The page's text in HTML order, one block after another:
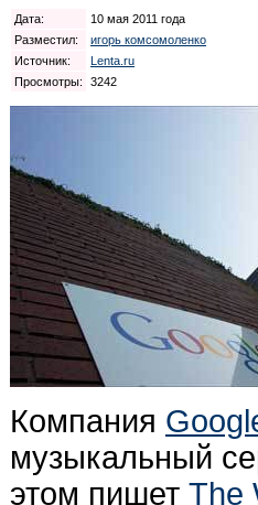
Дата:
10 мая 2011 года
Разместил:
игорь комсомоленко
Источник:
Lenta.ru
Просмотры:
3242
Компания
музыкальный
этом пишет The